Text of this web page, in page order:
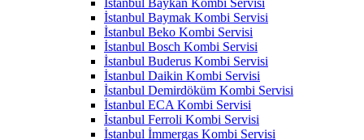
İstanbul Baymak Kombi Servisi
İstanbul Beko Kombi Servisi
İstanbul Bosch Kombi Servisi
İstanbul Buderus Kombi Servisi
İstanbul Daikin Kombi Servisi
İstanbul Demirdöküm Kombi Servisi
İstanbul ECA Kombi Servisi
İstanbul Ferroli Kombi Servisi
İstanbul İmmergas Kombi Servisi